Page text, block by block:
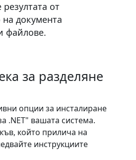
от
на документа
файлове.
за разделяне
опции за инсталиране
.NET" вашата система.
който прилича на
инструкциите